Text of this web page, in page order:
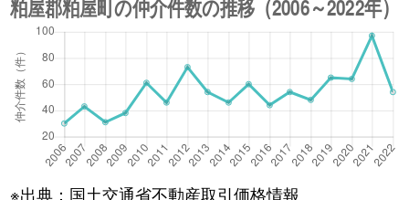
※出典：国土交通省不動産取引価格情報